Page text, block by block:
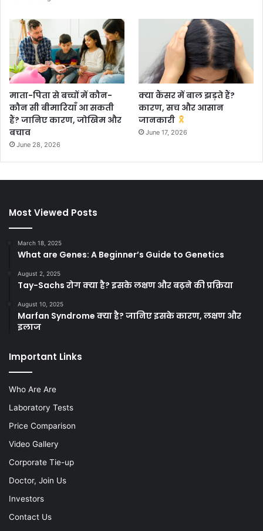
माता-पिता से बच्चों में कौन-
कौन सी बीमारियाँ आ सकती
हैं? जानिए कारण, जोखिम और
बचाव
June 28, 2026
क्या कैंसर में बाल झड़ते हैं?
कारण, सच और आसान
जानकारी
June 17, 2026
Most Viewed Posts
March 18, 2025
What are Genes: A Beginner’s Guide to Genetics
August 2, 2025
Tay-Sachs रोग क्या है? इसके लक्षण और बढ़ने की प्रक्रिया
August 10, 2025
Marfan Syndrome क्या है? जानिए इसके कारण, लक्षण और
इलाज
Important Links
Who Are Are
Laboratory Tests
Price Comparison
Video Gallery
Corporate Tie-up
Doctor, Join Us
Investors
Contact Us